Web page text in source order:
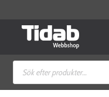
Produktsökning